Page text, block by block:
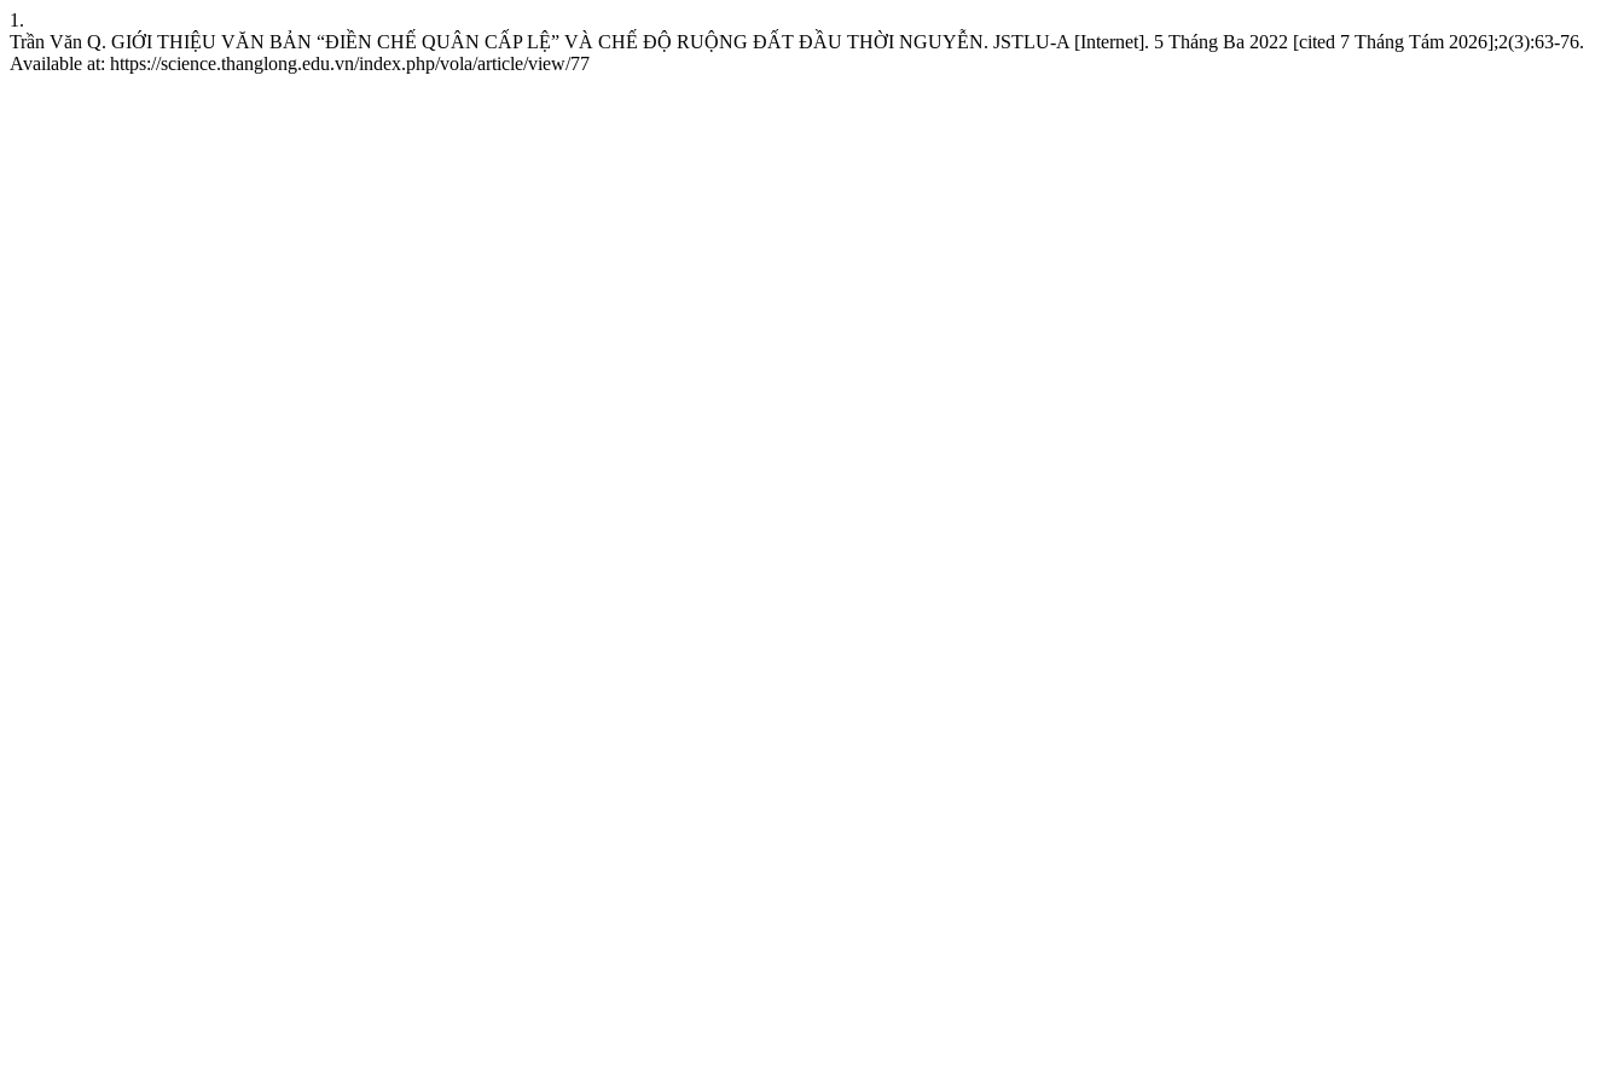
1.
Trần Văn Q. GIỚI THIỆU VĂN BẢN “ĐIỀN CHẾ QUÂN CẤP LỆ” VÀ CHẾ ĐỘ RUỘNG ĐẤT ĐẦU THỜI NGUYỄN. JSTLU-A [Internet]. 5 Tháng Ba 2022 [cited 7 Tháng Tám 2026];2(3):63-76.
Available at: https://science.thanglong.edu.vn/index.php/vola/article/view/77